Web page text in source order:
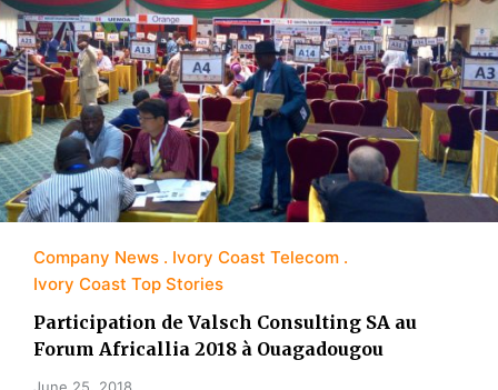
Company News
Ivory Coast Telecom
Ivory Coast Top Stories
Participation de Valsch Consulting SA au
Forum Africallia 2018 à Ouagadougou
June 25, 2018